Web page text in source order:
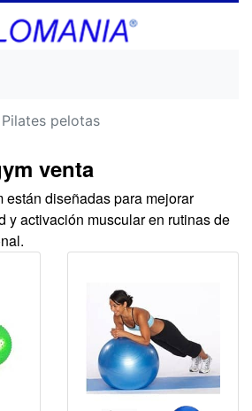
Pilates pelotas
venta
están diseñadas para mejorar
y activación muscular en rutinas de